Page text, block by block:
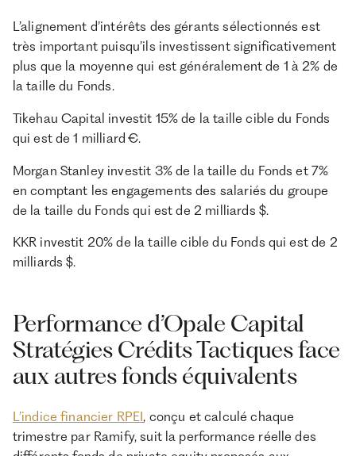
L’alignement d’intérêts des gérants sélectionnés est
très important puisqu’ils investissent significativement
plus que la moyenne qui est généralement de 1 à 2% de
la taille du Fonds.
Tikehau Capital investit 15% de la taille cible du Fonds
qui est de 1 milliard €.
Morgan Stanley investit 3% de la taille du Fonds et 7%
en comptant les engagements des salariés du groupe
de la taille du Fonds qui est de 2 milliards $.
KKR investit 20% de la taille cible du Fonds qui est de 2
milliards $.
Performance d’Opale Capital
Stratégies Crédits Tactiques face
aux autres fonds équivalents
L’indice financier RPEI, conçu et calculé chaque
trimestre par Ramify, suit la performance réelle des